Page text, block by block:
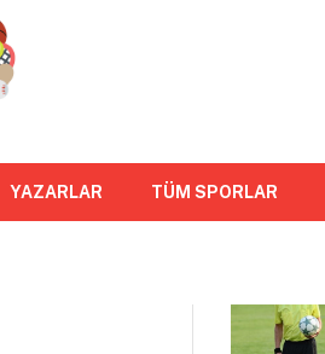
YAZARLAR TÜM SPORLAR